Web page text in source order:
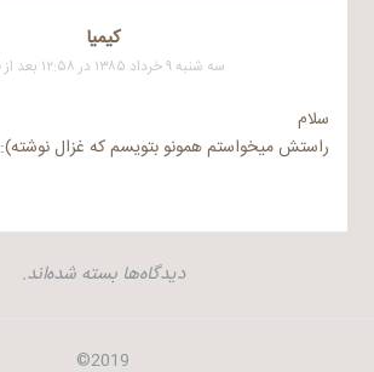
کیمیا
سه شنبه ۹ خرداد ۱۳۸۵ در ۱۲:۵۸ بعد از ظهر
سلام
راستش میخواستم همونو بتویسم که غزال نوشته):
دیدگاه‌ها بسته شده‌اند.
2019©